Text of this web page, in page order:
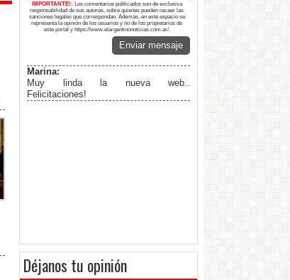
IMPORTANTE!: Los comentarios publicados son de exclusiva
responsabilidad de sus autores, sobre quienes pueden recaer las
sanciones legales que correspondan. Además, en este espacio se
representa la opinión de los usuarios y no de los propietarios de
este portal y https://www.elargentinonoticias.com.ar/.
Enviar mensaje
Marina:
Muy linda la nueva web..
Felicitaciones!
Déjanos tu opinión